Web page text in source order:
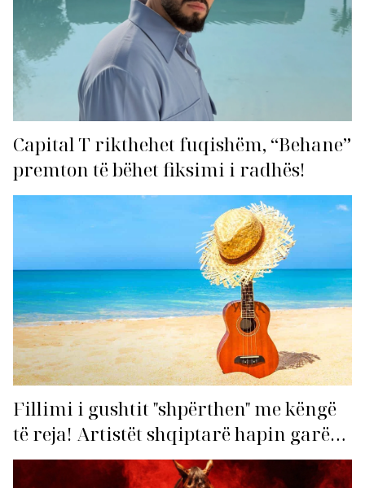
Capital T rikthehet fuqishëm, “Behane”
premton të bëhet fiksimi i radhës!
Fillimi i gushtit "shpërthen" me këngë
të reja! Artistët shqiptarë hapin garën
për hitin e verës!